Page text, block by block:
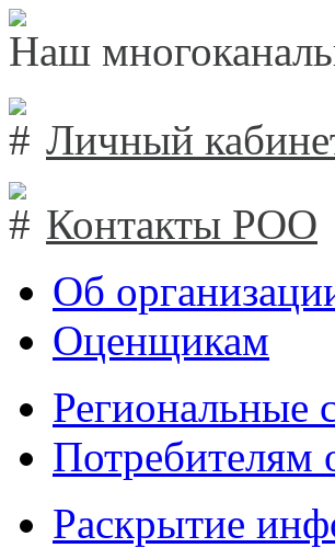
Наш
Личный
Контакты РОО
Об
Оценщикам
Региональные
Потребителям
Раскрытие